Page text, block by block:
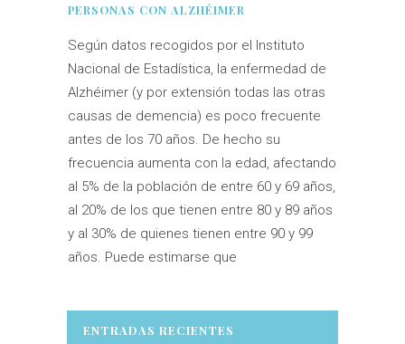
PERSONAS CON ALZHÉIMER
Según datos recogidos por el Instituto
Nacional de Estadística, la enfermedad de
Alzhéimer (y por extensión todas las otras
causas de demencia) es poco frecuente
antes de los 70 años. De hecho su
frecuencia aumenta con la edad, afectando
al 5% de la población de entre 60 y 69 años,
al 20% de los que tienen entre 80 y 89 años
y al 30% de quienes tienen entre 90 y 99
años. Puede estimarse que
ENTRADAS RECIENTES